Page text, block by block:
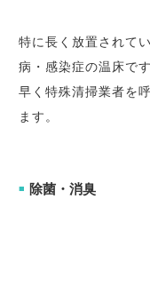
特に長く放置されて
病・感染症の温床です
早く特殊清掃業者を
ます。
■ 除菌・消臭